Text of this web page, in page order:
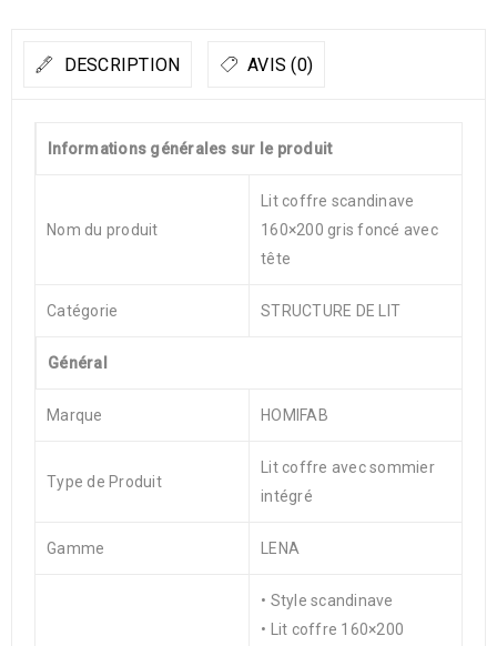
DESCRIPTION AVIS (0)
Informations générales sur le produit
Nom du produit
Lit coffre scandinave
160×200 gris foncé avec
tête
Catégorie STRUCTURE DE LIT
Général
Marque HOMIFAB
Type de Produit
Lit coffre avec sommier
intégré
Gamme LENA
• Style scandinave
• Lit coffre 160×200